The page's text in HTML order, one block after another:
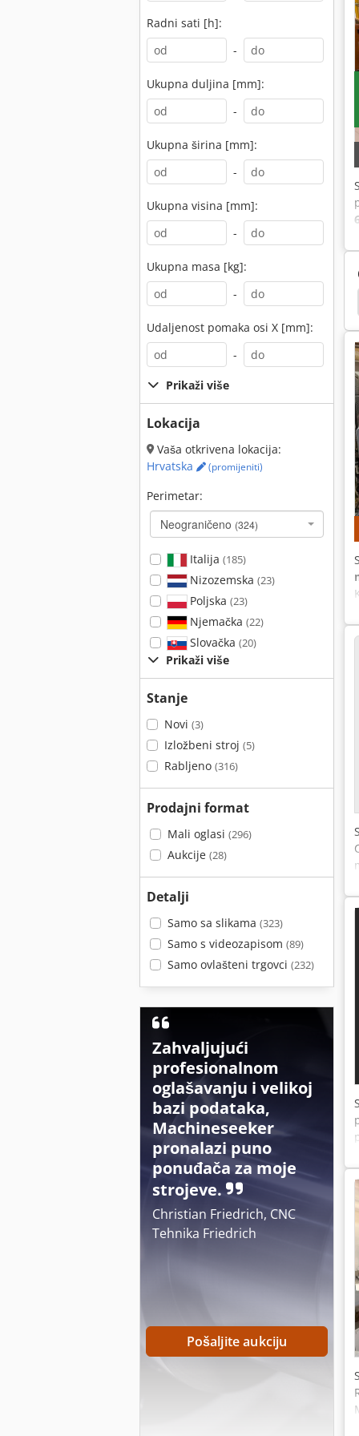
Radni sati [h]:
-
Ukupna duljina [mm]:
-
Ukupna širina [mm]:
-
Ukupna visina [mm]:
-
Ukupna masa [kg]:
-
Udaljenost pomaka osi X [mm]:
-
Prikaži više
Lokacija
Vaša otkrivena lokacija:
Hrvatska
(promijeniti)
Perimetar:
Neograničeno (324)
Italija (185)
Nizozemska (23)
Poljska (23)
Njemačka (22)
Slovačka (20)
Prikaži više
Stanje
Novi (3)
Izložbeni stroj (5)
Rabljeno (316)
Prodajni format
Mali oglasi (296)
Aukcije (28)
Detalji
Samo sa slikama (323)
Samo s videozapisom (89)
Samo ovlašteni trgovci (232)
Zahvaljujući
profesionalnom
oglašavanju i velikoj
bazi podataka,
Machineseeker
pronalazi puno
ponuđača za moje
strojeve.
Christian Friedrich, CNC
Tehnika Friedrich
Pošaljite aukciju
Biesse Rover 321 R Weeke